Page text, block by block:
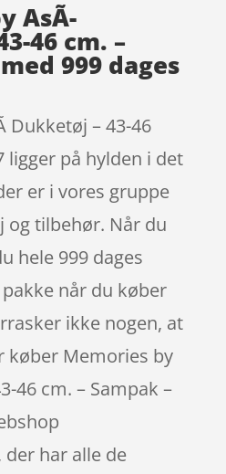
AsÃ­
46 cm. –
999 dages
Dukketøj – 43-46
ligger på hylden i det
er i vores gruppe
og tilbehør. Når du
hele 999 dages
når du køber
ikke nogen, at
køber Memories by
46 cm. – Sampak –
har alle de